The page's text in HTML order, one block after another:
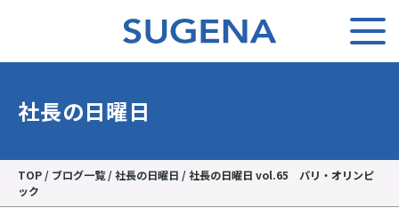
社長の日曜日
TOP / ブログ一覧/社長の日曜日 /社長の日曜日 vol.65 パリ・オリンピ
ック